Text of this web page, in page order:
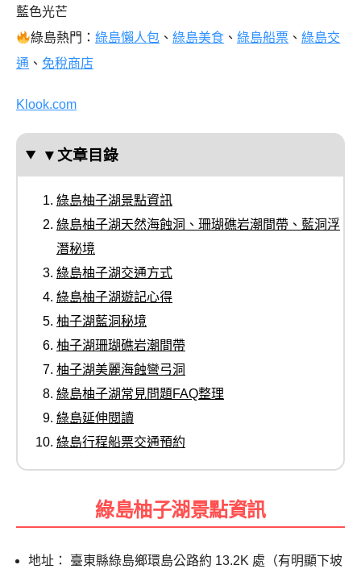
藍色光芒
綠島熱門：綠島懶人包 、綠島美食 、綠島船票 、綠島交
通 、 免稅商店
Klook.com
▼文章目錄
綠島柚子湖景點資訊
綠島柚子湖天然海蝕洞、珊瑚礁岩潮間帶、藍洞浮
潛秘境
綠島柚子湖交通方式
綠島柚子湖遊記心得
柚子湖藍洞秘境
柚子湖珊瑚礁岩潮間帶
柚子湖美麗海蝕彎弓洞
綠島柚子湖常見問題FAQ整理
綠島延伸閱讀
綠島行程船票交通預約
綠島柚子湖景點資訊
地址： 臺東縣綠島鄉環島公路約 13.2K 處（有明顯下坡